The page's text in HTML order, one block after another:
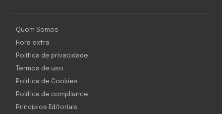
Quem Somos
Hora extra
Política de privacidade
Termos de uso
Política de Cookies
Política de compliance
Princípios Editoriais